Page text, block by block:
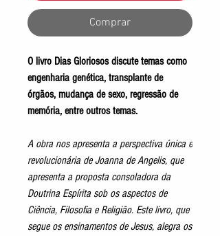
Comprar
O livro Dias Gloriosos discute temas como
engenharia genética, transplante de
órgãos, mudança de sexo, regressão de
memória, entre outros temas.
A obra nos apresenta a perspectiva única e
revolucionária de Joanna de Angelis, que
apresenta a proposta consoladora da
Doutrina Espírita sob os aspectos de
Ciência, Filosofia e Religião. Este livro, que
segue os ensinamentos de Jesus, alegra os